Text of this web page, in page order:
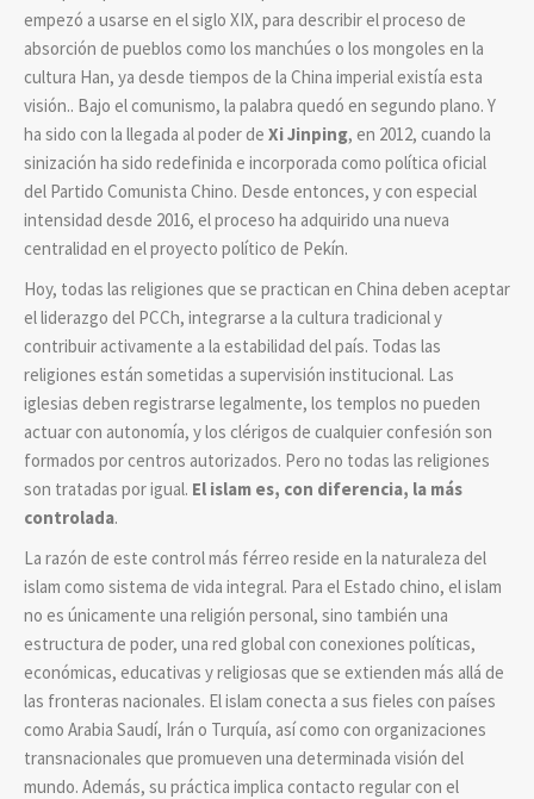
empezó a usarse en el siglo XIX, para describir el proceso de
absorción de pueblos como los manchúes o los mongoles en la
cultura Han, ya desde tiempos de la China imperial existía esta
visión.. Bajo el comunismo, la palabra quedó en segundo plano. Y
ha sido con la llegada al poder de Xi Jinping, en 2012, cuando la
sinización ha sido redefinida e incorporada como política oficial
del Partido Comunista Chino. Desde entonces, y con especial
intensidad desde 2016, el proceso ha adquirido una nueva
centralidad en el proyecto político de Pekín.
Hoy, todas las religiones que se practican en China deben aceptar
el liderazgo del PCCh, integrarse a la cultura tradicional y
contribuir activamente a la estabilidad del país. Todas las
religiones están sometidas a supervisión institucional. Las
iglesias deben registrarse legalmente, los templos no pueden
actuar con autonomía, y los clérigos de cualquier confesión son
formados por centros autorizados. Pero no todas las religiones
son tratadas por igual. El islam es, con diferencia, la más
controlada.
La razón de este control más férreo reside en la naturaleza del
islam como sistema de vida integral. Para el Estado chino, el islam
no es únicamente una religión personal, sino también una
estructura de poder, una red global con conexiones políticas,
económicas, educativas y religiosas que se extienden más allá de
las fronteras nacionales. El islam conecta a sus fieles con países
como Arabia Saudí, Irán o Turquía, así como con organizaciones
transnacionales que promueven una determinada visión del
mundo. Además, su práctica implica contacto regular con el